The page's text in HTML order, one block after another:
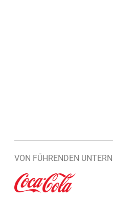
VON FÜHRENDEN